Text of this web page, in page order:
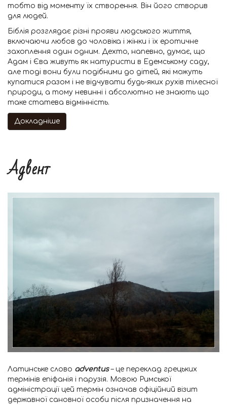
тобто від моменту їх створення. Він його створив
для людей.
Біблія розглядає різні прояви людського життя,
включаючи любов до чоловіка і жінки і їх еротичне
захоплення один одним. Дехто, напевно, думає, що
Адам і Єва живуть як натуристи в Едемському саду,
але тоді вони були подібними до дітей, які можуть
купатися разом і не відчувати будь-яких рухів тілесної
природи, а тому невинні і абсолютно не знають що
таке статева відмінність.
Докладніше
Адвент
Латинське слово adventus– це переклад грецьких
термінів епіфанія і парузія. Мовою Римської
адміністрації цей термін означав офіційний візит
державної сановної особи після призначення на